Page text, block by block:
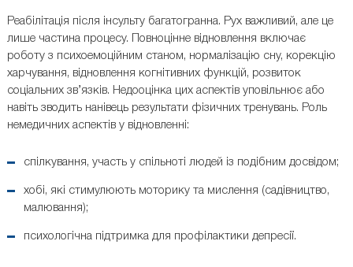
Реабілітація після інсульту багатогранна. Рух важливий, але це
лише частина процесу. Повноцінне відновлення включає
роботу з психоемоційним станом, нормалізацію сну, корекцію
харчування, відновлення когнітивних функцій, розвиток
соціальних зв’язків. Недооцінка цих аспектів уповільнює або
навіть зводить нанівець результати фізичних тренувань. Роль
немедичних аспектів у відновленні:
спілкування, участь у спільноті людей із подібним досвідом;
хобі, які стимулюють моторику та мислення (садівництво,
малювання);
психологічна підтримка для профілактики депресії.